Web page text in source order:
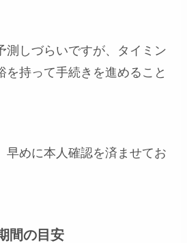
測しづらいですが、タイミン
を持って手続きを進めること
早めに本人確認を済ませてお
間の目安